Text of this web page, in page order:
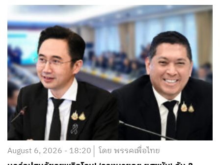
August 6, 2026 - 18:20 โดย พรรคเพื่อไทย